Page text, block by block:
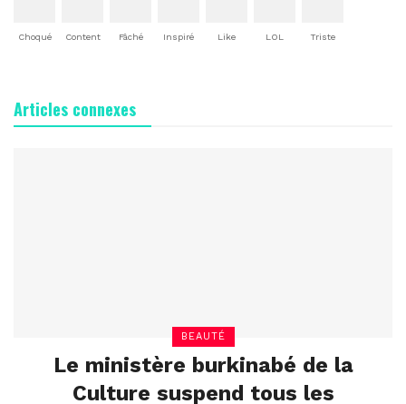
Choqué Content Fâché Inspiré Like LOL Triste
Articles connexes
BEAUTÉ
Le ministère burkinabé de la
Culture suspend tous les